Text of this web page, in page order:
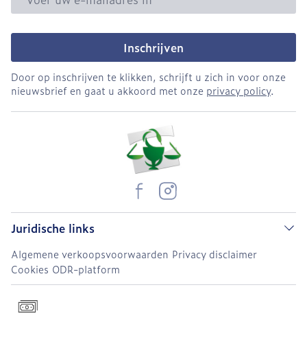
Inschrijven
Door op inschrijven te klikken, schrijft u zich in voor onze
nieuwsbrief en gaat u akkoord met onze privacy policy.
Juridische links
Algemene verkoopsvoorwaarden Privacy disclaimer
Cookies ODR-platform